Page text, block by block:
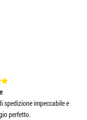
bellissimi accessori
MAXIM NISTOR